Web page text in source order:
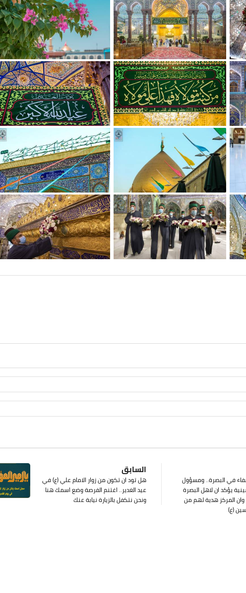
السابق
هل تود ان تكون من زوار الامام علي (ع) في
عيد الغدير.. اغتنم الفرصة وضع اسمك هنا
ونحن نتكفل بالزيارة نيابة عنك
في البصرة.. ومسؤول
يؤكد ان لاهل البصرة
وان المركز هدية لهم من
(ع)